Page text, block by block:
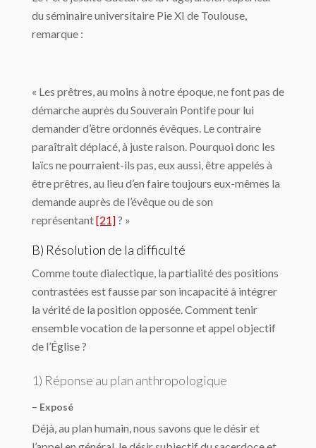
du séminaire universitaire Pie XI de Toulouse,
remarque :
« Les prêtres, au moins à notre époque, ne font pas de
démarche auprès du Souverain Pontife pour lui
demander d’être ordonnés évêques. Le contraire
paraîtrait déplacé, à juste raison. Pourquoi donc les
laïcs ne pourraient-ils pas, eux aussi, être appelés à
être prêtres, au lieu d’en faire toujours eux-mêmes la
demande auprès de l’évêque ou de son
représentant[21]? »
B) Résolution de la difficulté
Comme toute dialectique, la partialité des positions
contrastées est fausse par son incapacité à intégrer
la vérité de la position opposée. Comment tenir
ensemble vocation de la personne et appel objectif
de l’Église ?
1) Réponse au plan anthropologique
– Exposé
Déjà, au plan humain, nous savons que le désir et